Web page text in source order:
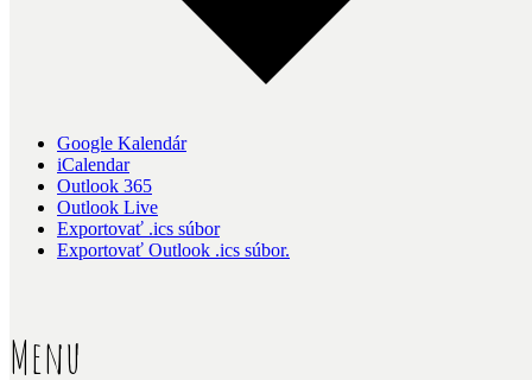
Google Kalendár
iCalendar
Outlook 365
Outlook Live
Exportovať .ics súbor
Exportovať Outlook .ics súbor.
Menu